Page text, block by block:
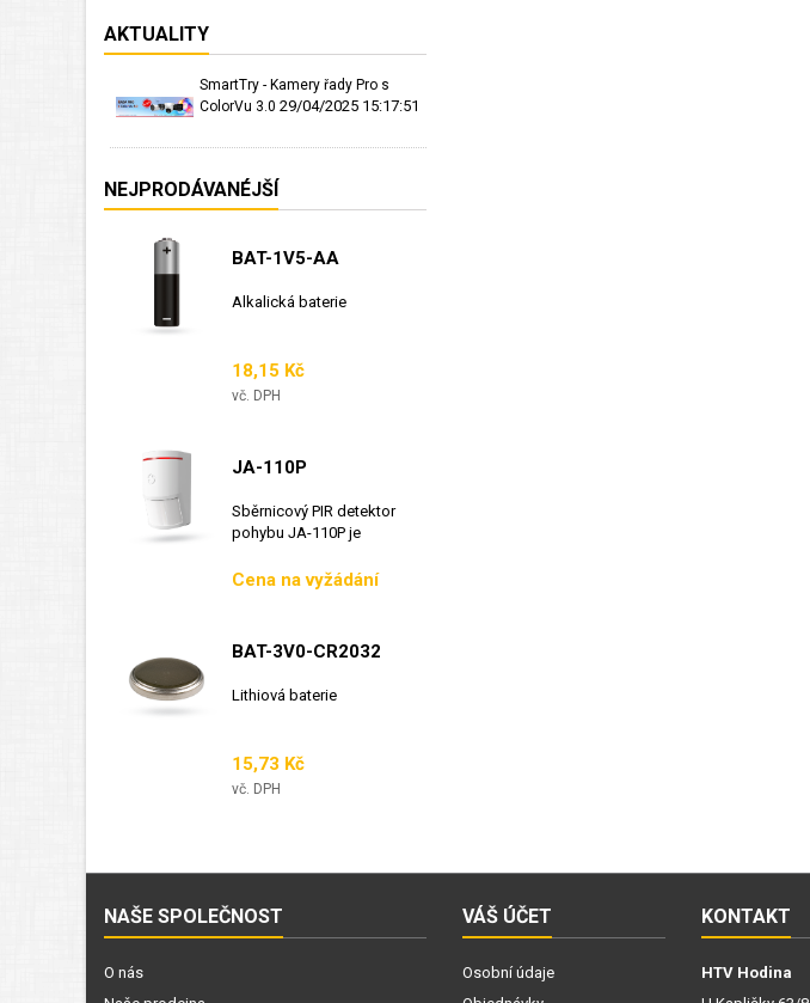
AKTUALITY
SmartTry - Kamery řady Pro s
ColorVu 3.0 29/04/2025 15:17:51
NEJPRODÁVANÉJŠÍ
BAT-1V5-AA
Alkalická baterie
Cena
18,15 Kč
vč. DPH
JA-110P
Sběrnicový PIR detektor
pohybu JA-110P je
Cena
Cena na vyžádání
BAT-3V0-CR2032
Lithiová baterie
Cena
15,73 Kč
vč. DPH
NAŠE SPOLEČNOST
O nás
VÁŠ ÚČET
Osobní údaje
KONTAKT
HTV Hodina